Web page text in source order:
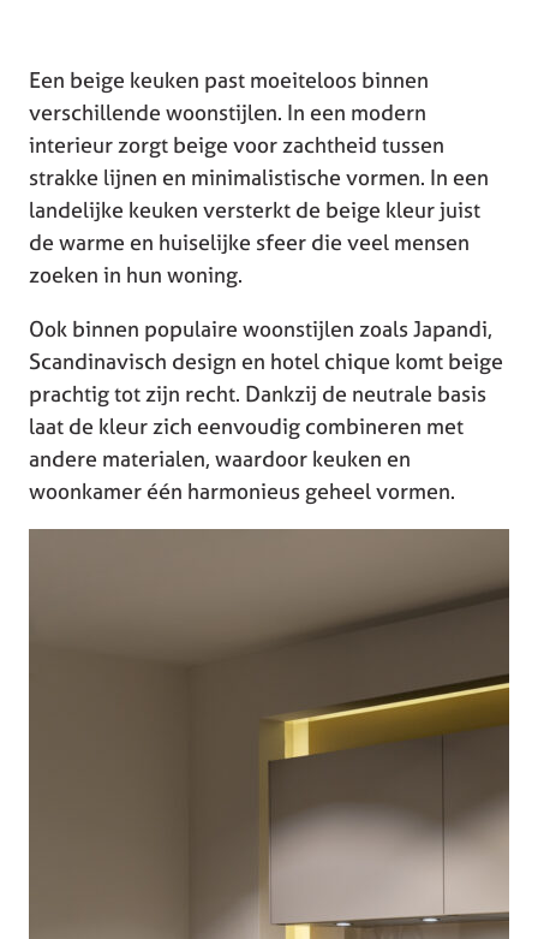
Een beige keuken past moeiteloos binnen
verschillende woonstijlen. In een modern
interieur zorgt beige voor zachtheid tussen
strakke lijnen en minimalistische vormen. In een
landelijke keuken versterkt de beige kleur juist
de warme en huiselijke sfeer die veel mensen
zoeken in hun woning.
Ook binnen populaire woonstijlen zoals Japandi,
Scandinavisch design en hotel chique komt beige
prachtig tot zijn recht. Dankzij de neutrale basis
laat de kleur zich eenvoudig combineren met
andere materialen, waardoor keuken en
woonkamer één harmonieus geheel vormen.